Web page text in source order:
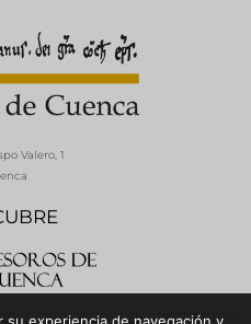
Valero, 1